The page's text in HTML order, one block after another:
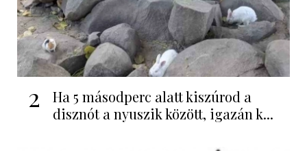
2
Ha 5 másodperc alatt kiszúrod a
disznót a nyuszik között, igazán k...